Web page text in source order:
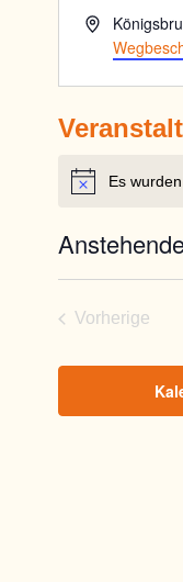
Adresse
Hinweis
Es
Vorherige